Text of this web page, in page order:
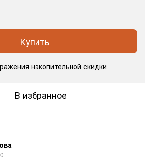
Купить
накопительной скидки
В избранное